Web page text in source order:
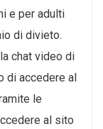
e per adulti
di divieto.
chat video di
di accedere al
le
al sito